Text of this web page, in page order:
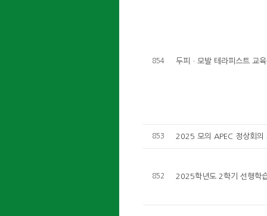
854 두피ㆍ모발 테라피스트 교
853 2025 모의 APEC 정상회의
852 2025학년도 2학기 선행학